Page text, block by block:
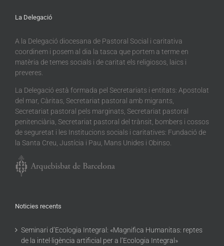
La Delegació
A la Delegació diocesana de Pastoral Social i caritativa
coordinem i posem al dia la tasca que portem a terme en
matèria de temes socials i de caritat els religiosos, laics i
preveres.
La Delegació està formada pel Secretariats i entitats: Apostolat
del mar, Càritas, Secretariat pastoral amb migrants,
Secretariat pastoral pels marginats, Secretariat pastoral
penitenciària, Secretariat pastoral del trànsit, bombers i cossos
de seguretat i les Institucions socials i caritatives: Fundació de
la Santa Creu, Justícia i Pau, Mans Unides i Obinso.
Noticies recents
Seminari d’Ecologia Integral: «Magnifica Humanitas: reptes
de la intel·ligència artificial per a l’Ecologia Integral»